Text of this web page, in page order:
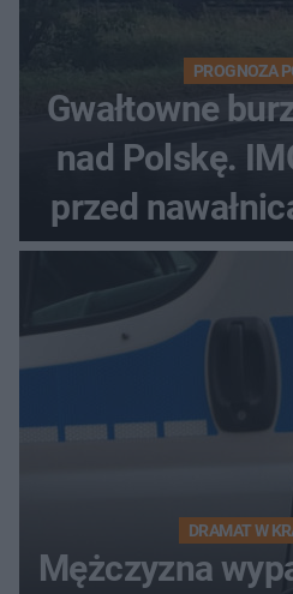
PROGNOZA
Gwałtowne
nad Polskę.
przed
DRAMAT W
Mężczyzna